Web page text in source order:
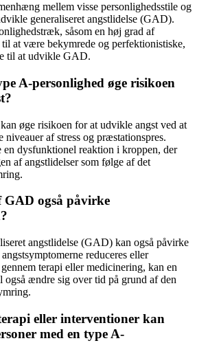
mellem visse personlighedsstile og
generaliseret angstlidelse (GAD).
såsom en høj grad af
til at være bekymrede og perfektionistiske,
til at udvikle GAD.
A-personlighed øge risikoen
øge risikoen for at udvikle angst ved at
af stress og præstationspres.
en dysfunktionel reaktion i kroppen, der
af angstlidelser som følge af det
også påvirke
angstlidelse (GAD) kan også påvirke
reduceres eller
terapi eller medicinering, kan en
også ændre sig over tid på grund af den
eller interventioner kan
med en type A-